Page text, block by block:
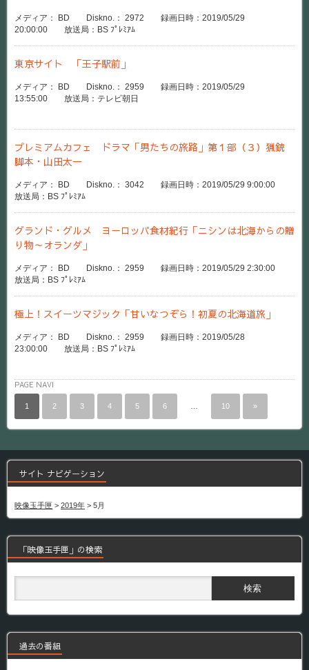
メディア： BD Diskno.： 2972 録画日時：2019/05/29
20:00:00 放送局：BS ﾌﾟﾚﾐｱﾑ
東京サイト 「王子駅前」
メディア： BD Diskno.： 2959 録画日時：2019/05/29
13:55:00 放送局：テレビ朝日
プレミアムカフェ ドラマ「男たちの旅路」第１部（３）猟銃
脚本・山田太一
メディア： BD Diskno.： 3042 録画日時：2019/05/29 9:00:00
放送局：BS ﾌﾟﾚﾐｱﾑ
グランド・グルメ ヨーロッパ食材紀行「ニシンは北海からの贈
り物～オランダ」
メディア： BD Diskno.： 2959 録画日時：2019/05/29 2:30:00
放送局：BS ﾌﾟﾚﾐｱﾑ
極上！スイーツマジック「甘いなつぞら！初夏の北海道旅」
メディア： BD Diskno.： 2959 録画日時：2019/05/28
23:00:00 放送局：BS ﾌﾟﾚﾐｱﾑ
PAGE NAVI
1 2 3 4 5 6 10 »
サイト ナビゲーション
映像玉手匣 > 2019年 > 5月
「映像玉手匣」の検索
過去の番組